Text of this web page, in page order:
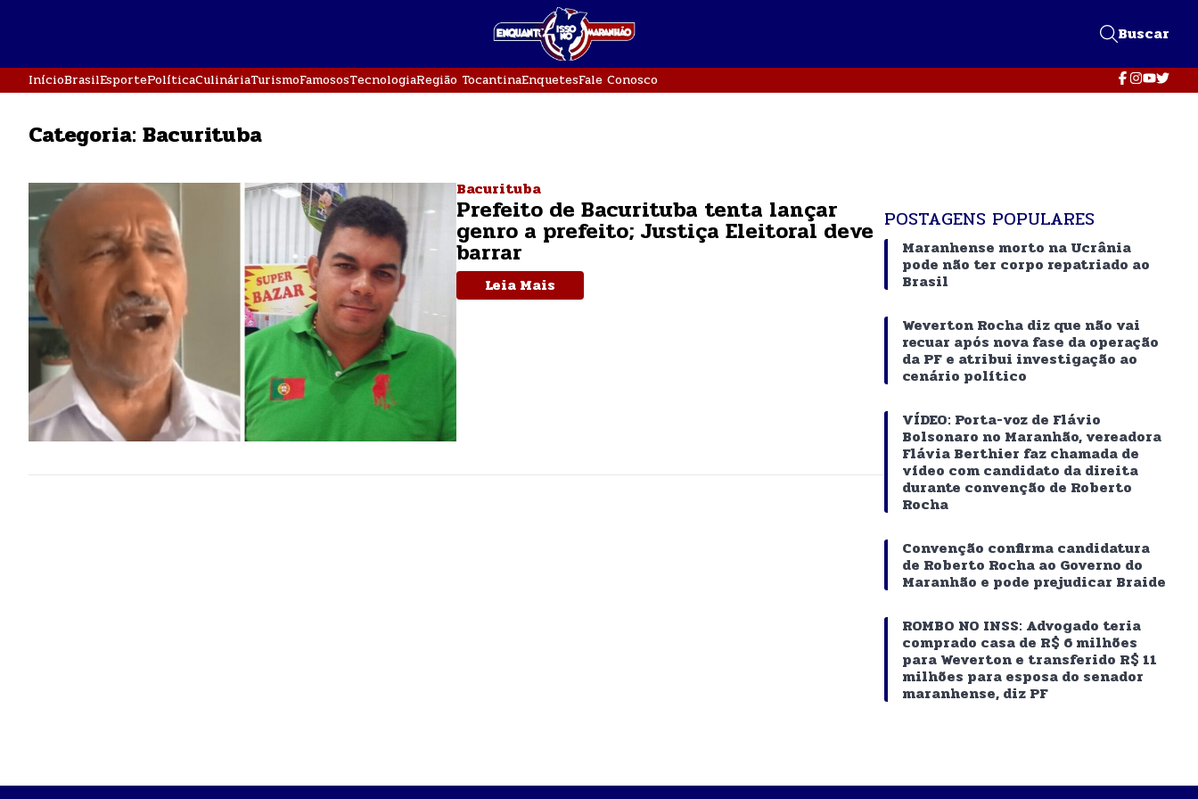
Buscar
InícioBrasilEsportePolíticaCulináriaTurismoFamososTecnologiaRegião TocantinaEnquetesFale Conosco
Categoria: Bacurituba
Bacurituba
Prefeito de Bacurituba tenta lançar
genro a prefeito; Justiça Eleitoral deve
barrar
Leia Mais
POSTAGENS POPULARES
Maranhense morto na Ucrânia
pode não ter corpo repatriado ao
Brasil
Weverton Rocha diz que não vai
recuar após nova fase da operação
da PF e atribui investigação ao
cenário político
VÍDEO: Porta-voz de Flávio
Bolsonaro no Maranhão, vereadora
Flávia Berthier faz chamada de
vídeo com candidato da direita
durante convenção de Roberto
Rocha
Convenção confirma candidatura
de Roberto Rocha ao Governo do
Maranhão e pode prejudicar Braide
ROMBO NO INSS: Advogado teria
comprado casa de R$ 6 milhões
para Weverton e transferido R$ 11
milhões para esposa do senador
maranhense, diz PF